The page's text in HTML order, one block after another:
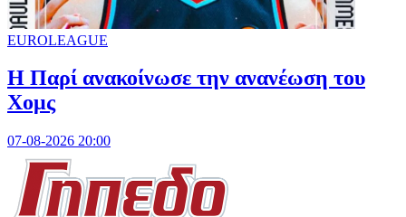
EUROLEAGUE
Η Παρί ανακοίνωσε την ανανέωση του
Χομς
07-08-2026 20:00